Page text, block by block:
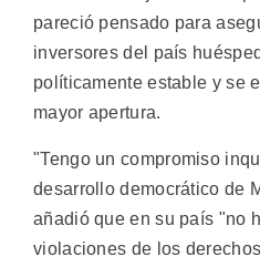
pareció pensado para
inversores del país
políticamente estable y se
mayor apertura.
"Tengo un compromiso
desarrollo democrático de
añadió que en su país "no
violaciones de los